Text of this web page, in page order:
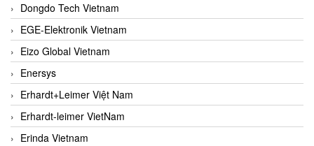
Dongdo Tech Vietnam
EGE-Elektronik Vietnam
Eizo Global Vietnam
Enersys
Erhardt+Leimer Việt Nam
Erhardt-leimer VietNam
Erinda Vietnam